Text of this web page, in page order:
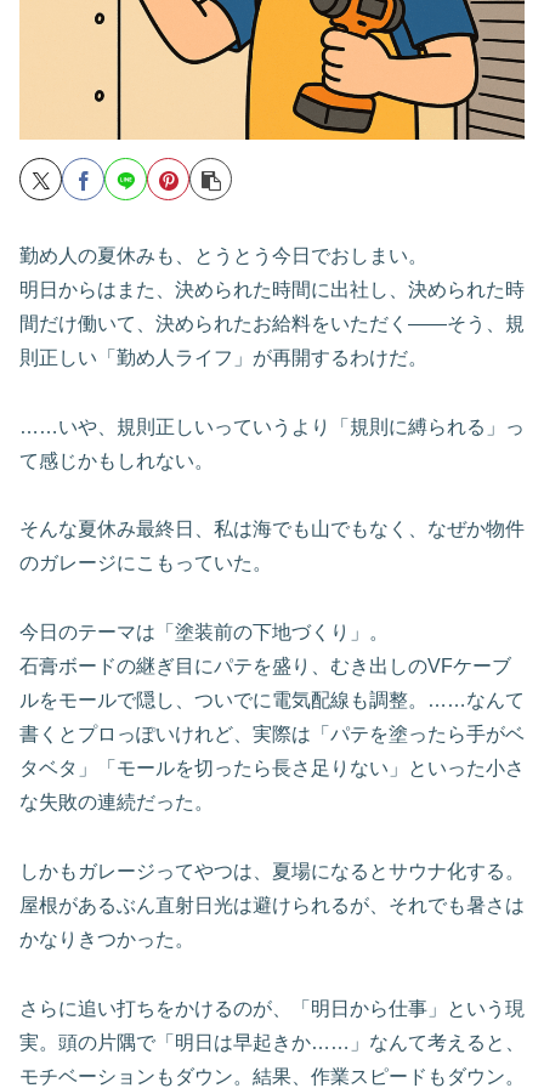
勤め人の夏休みも、とうとう今日でおしまい。
明日からはまた、決められた時間に出社し、決められた時
間だけ働いて、決められたお給料をいただく――そう、規
則正しい「勤め人ライフ」が再開するわけだ。
……いや、規則正しいっていうより「規則に縛られる」っ
て感じかもしれない。
そんな夏休み最終日、私は海でも山でもなく、なぜか物件
のガレージにこもっていた。
今日のテーマは「塗装前の下地づくり」。
石膏ボードの継ぎ目にパテを盛り、むき出しのVFケーブ
ルをモールで隠し、ついでに電気配線も調整。……なんて
書くとプロっぽいけれど、実際は「パテを塗ったら手がベ
タベタ」「モールを切ったら長さ足りない」といった小さ
な失敗の連続だった。
しかもガレージってやつは、夏場になるとサウナ化する。
屋根があるぶん直射日光は避けられるが、それでも暑さは
かなりきつかった。
さらに追い打ちをかけるのが、「明日から仕事」という現
実。頭の片隅で「明日は早起きか……」なんて考えると、
モチベーションもダウン。結果、作業スピードもダウン。